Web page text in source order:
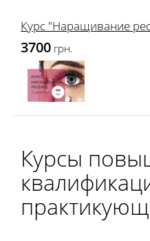
Курс "Наращивание
3700 грн.
Курсы